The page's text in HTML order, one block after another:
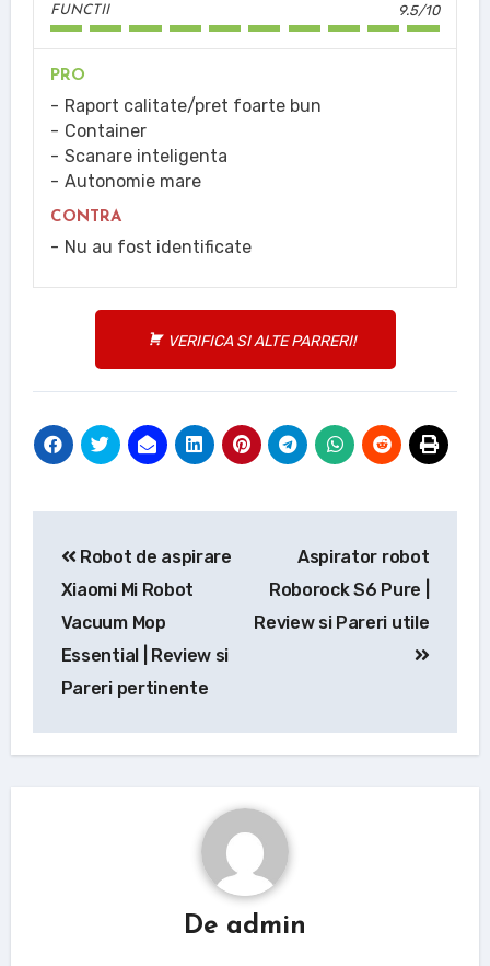
FUNCTII 9.5/10
PRO
Raport calitate/pret foarte bun
Container
Scanare inteligenta
Autonomie mare
CONTRA
Nu au fost identificate
VERIFICA SI ALTE PARRERI!
în
articole
Robot de aspirare
Xiaomi Mi Robot
Vacuum Mop
Essential | Review si
Pareri pertinente
Aspirator robot
Roborock S6 Pure |
Review si Pareri utile
De admin